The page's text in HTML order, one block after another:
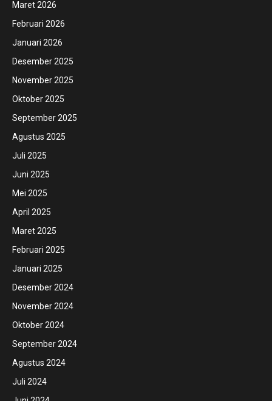
Maret 2026
Februari 2026
Januari 2026
Desember 2025
November 2025
Oktober 2025
September 2025
Agustus 2025
Juli 2025
Juni 2025
Mei 2025
April 2025
Maret 2025
Februari 2025
Januari 2025
Desember 2024
November 2024
Oktober 2024
September 2024
Agustus 2024
Juli 2024